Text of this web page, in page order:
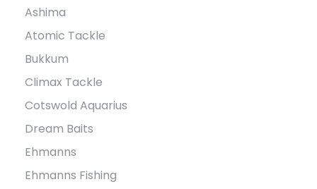
Ashima
Atomic Tackle
Bukkum
Climax Tackle
Cotswold Aquarius
Dream Baits
Ehmanns
Ehmanns Fishing